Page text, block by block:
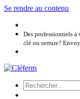
Se rendre au contenu
Des professionnels
clé ou serrure?